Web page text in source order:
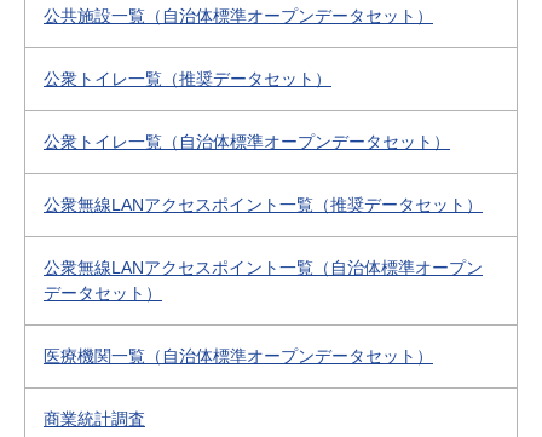
公共施設一覧（自治体標準オープンデータセット）
公衆トイレ一覧（推奨データセット）
公衆トイレ一覧（自治体標準オープンデータセット）
公衆無線LANアクセスポイント一覧（推奨データセット）
公衆無線LANアクセスポイント一覧（自治体標準オープン
データセット）
医療機関一覧（自治体標準オープンデータセット）
商業統計調査